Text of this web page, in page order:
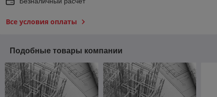
Все условия оплаты
Подобные товары компании